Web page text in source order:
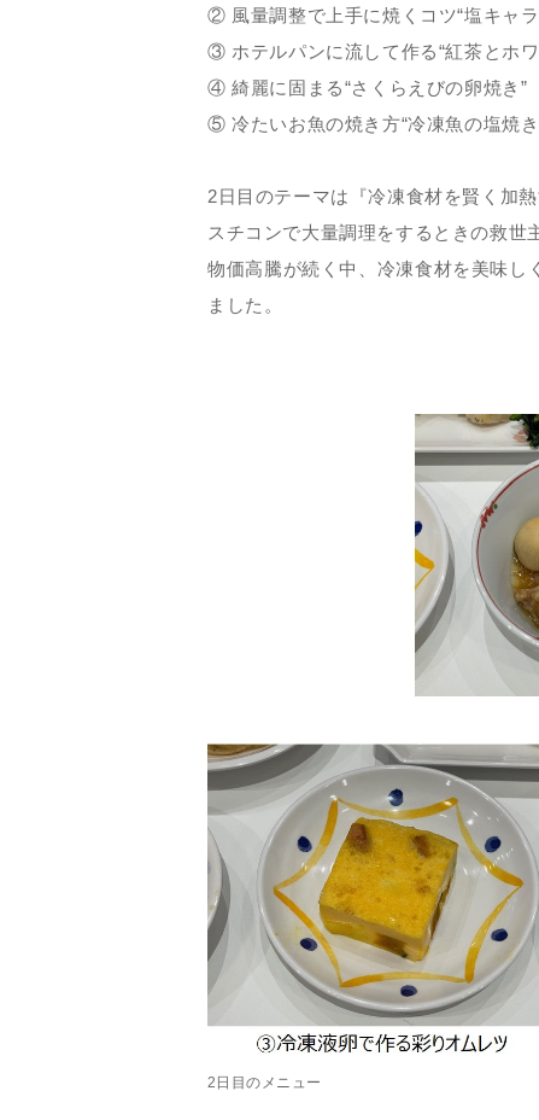
② 風量調整で上手に焼くコツ“塩キャ
③ ホテルパンに流して作る“紅茶とホ
④ 綺麗に固まる“さくらえびの卵焼き”
⑤ 冷たいお魚の焼き方“冷凍魚の塩焼き
2日目のテーマは『冷凍食材を賢く加熱
スチコンで大量調理をするときの救世
物価高騰が続く中、冷凍食材を美味し
ました。
2日目のメニュー